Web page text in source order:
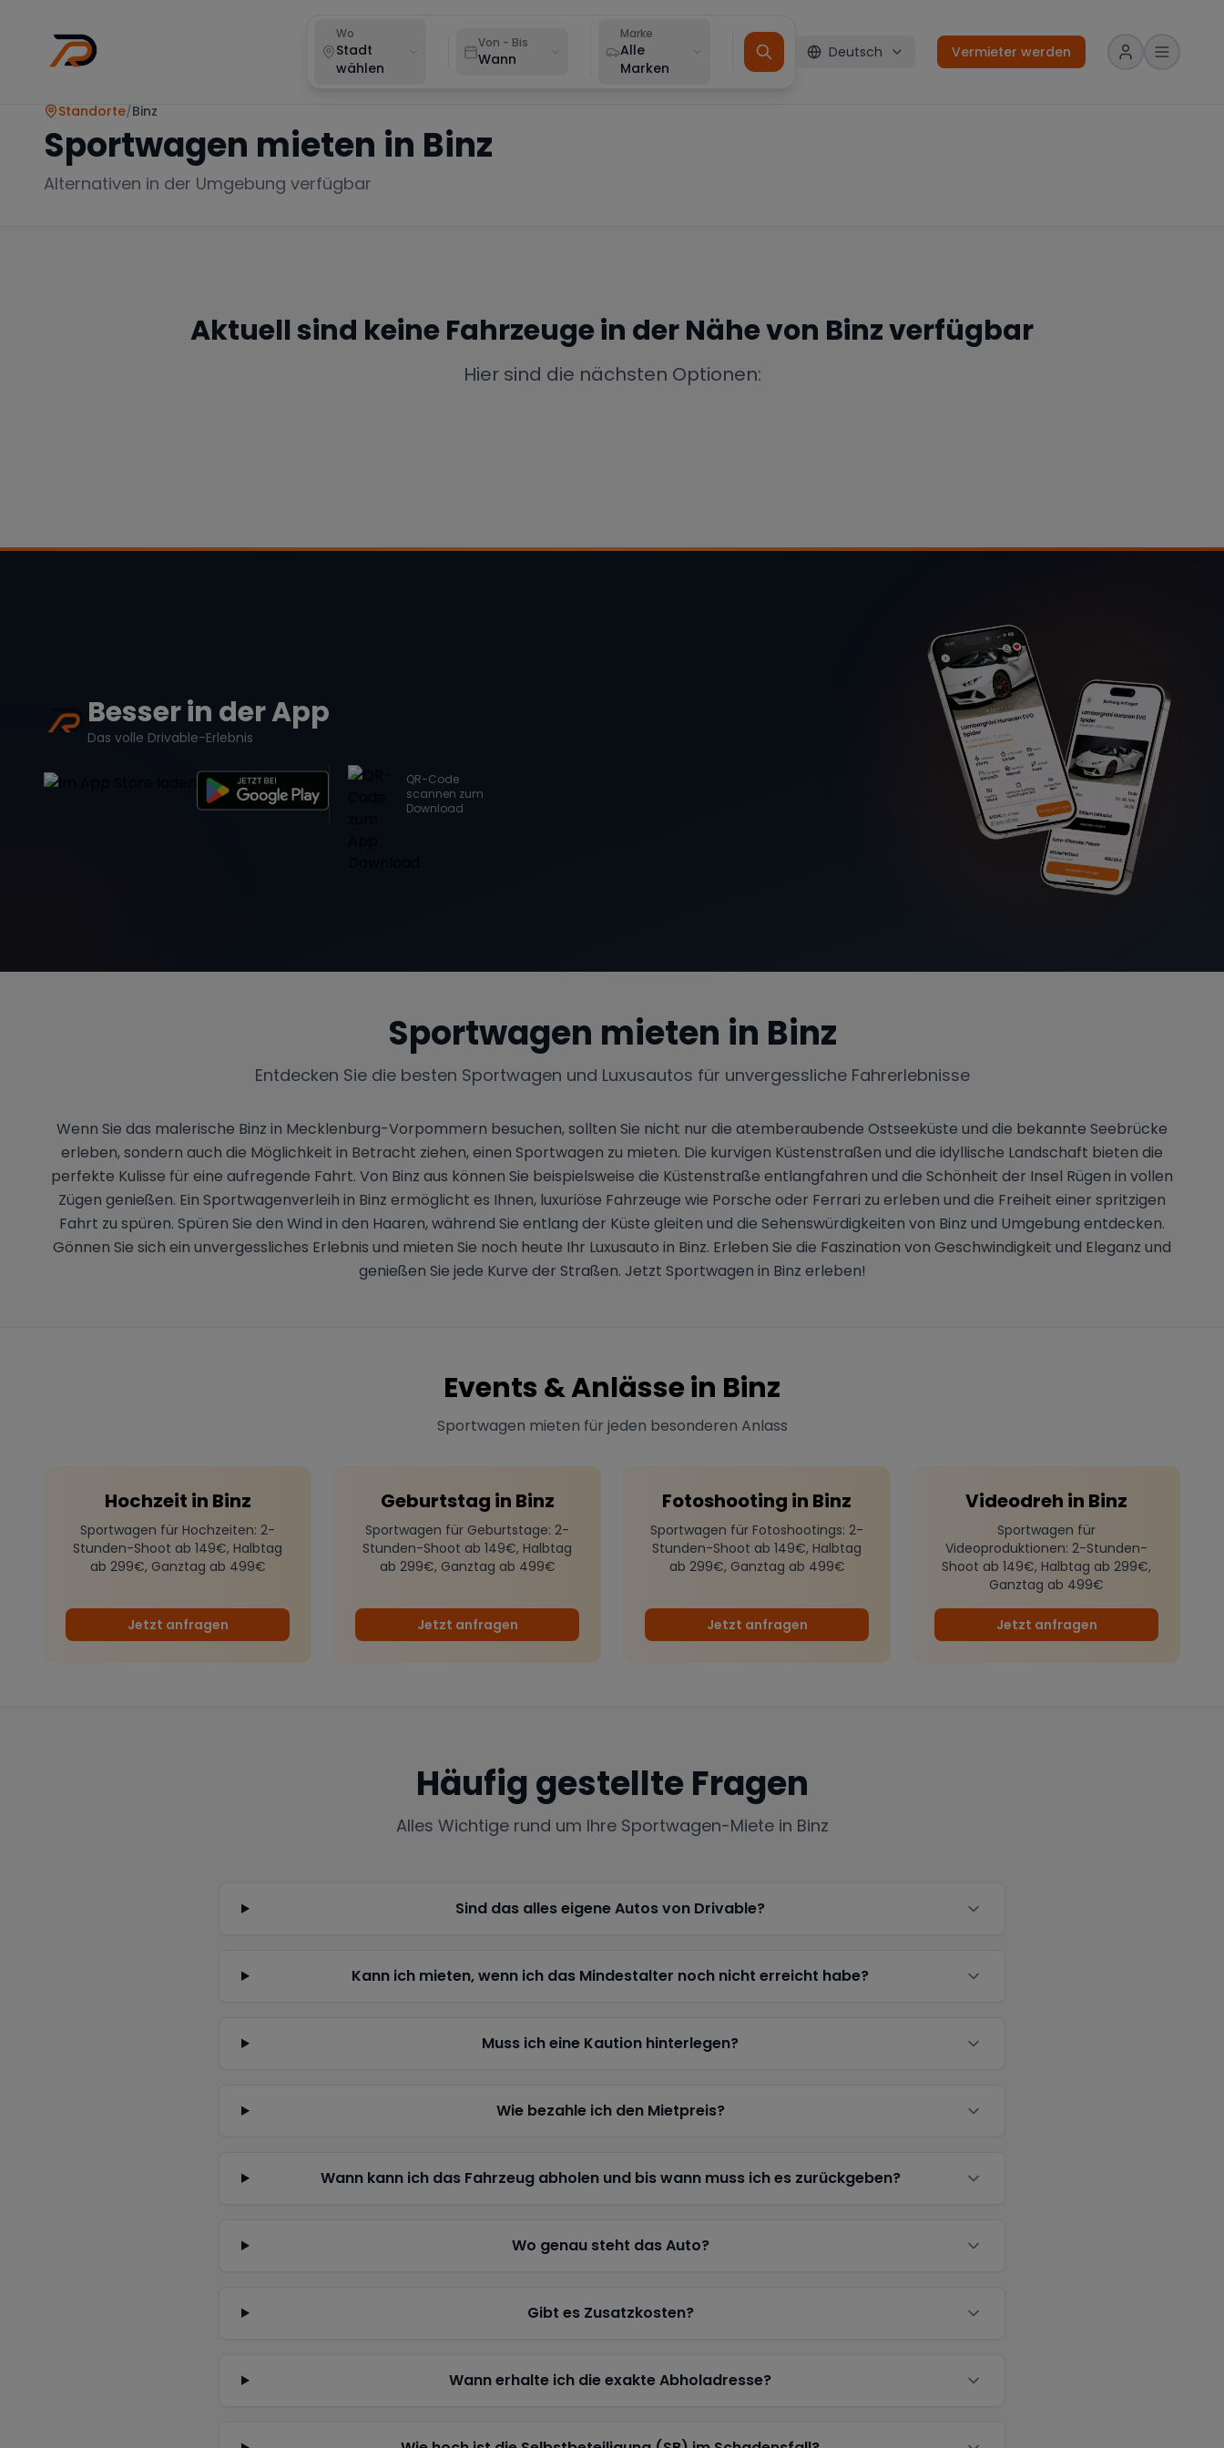
Wo
Stadt
wählen
Von - Bis
Wann
Marke
Alle
Marken
Deutsch Vermieter werden
Standorte/Binz
Sportwagen mieten in Binz
Alternativen in der Umgebung verfügbar
Aktuell sind keine Fahrzeuge in der Nähe von Binzverfügbar
Hier sind die nächsten Optionen:
Besser in der App
Das volle Drivable-Erlebnis
QR-Code
scannen zum
Download
Sportwagen mieten in Binz
Entdecken Sie die besten Sportwagen und Luxusautos für unvergessliche Fahrerlebnisse
Wenn Sie das malerische Binz in Mecklenburg-Vorpommern besuchen, sollten Sie nicht nur die atemberaubende Ostseeküste und die bekannte Seebrücke
erleben, sondern auch die Möglichkeit in Betracht ziehen, einen Sportwagen zu mieten. Die kurvigen Küstenstraßen und die idyllische Landschaft bieten die
perfekte Kulisse für eine aufregende Fahrt. Von Binz aus können Sie beispielsweise die Küstenstraße entlangfahren und die Schönheit der Insel Rügen in vollen
Zügen genießen. Ein Sportwagenverleih in Binz ermöglicht es Ihnen, luxuriöse Fahrzeuge wie Porsche oder Ferrari zu erleben und die Freiheit einer spritzigen
Fahrt zu spüren. Spüren Sie den Wind in den Haaren, während Sie entlang der Küste gleiten und die Sehenswürdigkeiten von Binz und Umgebung entdecken.
Gönnen Sie sich ein unvergessliches Erlebnis und mieten Sie noch heute Ihr Luxusauto in Binz. Erleben Sie die Faszination von Geschwindigkeit und Eleganz und
genießen Sie jede Kurve der Straßen. Jetzt Sportwagen in Binz erleben!
Events & Anlässe in Binz
Sportwagen mieten für jeden besonderen Anlass
Hochzeit in Binz
Sportwagen für Hochzeiten: 2-
Stunden-Shoot ab 149€, Halbtag
ab 299€, Ganztag ab 499€
Jetzt anfragen
Geburtstag in Binz
Sportwagen für Geburtstage: 2-
Stunden-Shoot ab 149€, Halbtag
ab 299€, Ganztag ab 499€
Jetzt anfragen
Fotoshooting in Binz
Sportwagen für Fotoshootings: 2-
Stunden-Shoot ab 149€, Halbtag
ab 299€, Ganztag ab 499€
Jetzt anfragen
Videodreh in Binz
Sportwagen für
Videoproduktionen: 2-Stunden-
Shoot ab 149€, Halbtag ab 299€,
Ganztag ab 499€
Jetzt anfragen
Häufig gestellte Fragen
Alles Wichtige rund um Ihre Sportwagen-Miete in Binz
Sind das alles eigene Autos von Drivable?
Kann ich mieten, wenn ich das Mindestalter noch nicht erreicht habe?
Muss ich eine Kaution hinterlegen?
Wie bezahle ich den Mietpreis?
Wann kann ich das Fahrzeug abholen und bis wann muss ich es zurückgeben?
Wo genau steht das Auto?
Gibt es Zusatzkosten?
Wann erhalte ich die exakte Abholadresse?